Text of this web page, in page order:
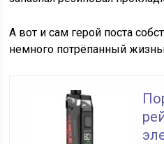
А вот и сам герой поста
немного потрёпанный